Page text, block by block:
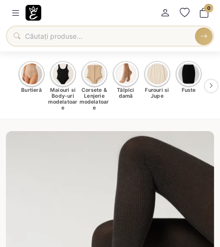
0
Burtieră
Maiouri si
Body-uri
modelatoar
e
Corsete &
Lenjerie
modelatoar
e
Tălpici
damă
Furouri si
Jupe
Fuste